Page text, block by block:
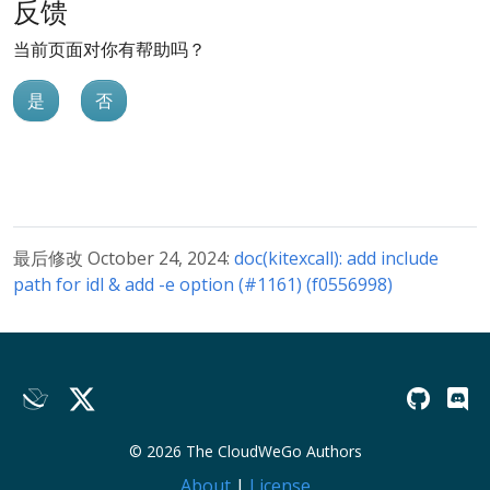
反馈
当前页面对你有帮助吗？
是 否
最后修改 October 24, 2024: doc(kitexcall): add include
path for idl & add -e option (#1161) (f0556998)
© 2026 The CloudWeGo Authors